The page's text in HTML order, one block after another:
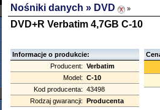
Nośniki danych » DVD »
DVD+R Verbatim 4,7GB C-10
Informacje o produkcie:
Producent: Verbatim
Model: C-10
Kod producenta: 43498
Rodzaj gwarancji: Producenta